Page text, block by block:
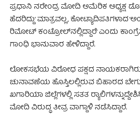
ಪ್ರಧಾನಿ ನರೇಂದ್ರ ಮೋದಿ ಅಮೆರಿಕ ಅಧ್ಯಕ್ಷ
ಹೆದರಿದ್ದು’ ಮಾತ್ರವಲ್ಲ, ಕೋಟ್ಯಾದಿಪತಿಗಳಾದ
ರಿಮೋಟ್ ಕಂಟ್ರೋಲ್‌ನಲ್ಲಿದ್ದಾರೆ’ ಎಂದು
ಗಾಂಧಿ ಭಾನುವಾರ ಹೇಳಿದ್ದಾರೆ.
ಲೋಕಸಭೆಯ ವಿರೋಧ ಪಕ್ಷದ
ಚುನಾವಣೆಯ ಹೊಸ್ತಿಲಲ್ಲಿರುವ ಬಿಹಾರದ
ಖಗಾರಿಯಾ ಜಿಲ್ಲೆಗಳಲ್ಲಿ ಸತತ
ಮೋದಿ ವಿರುದ್ಧ ತೀವ್ರ ವಾಗ್ದಾಳಿ ನಡೆಸಿದ್ದಾರೆ.